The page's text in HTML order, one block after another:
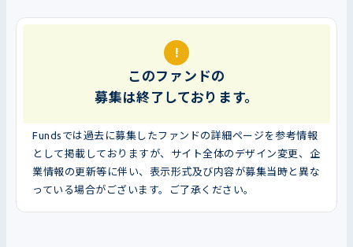
!
このファンドの
募集は終了しております。
Fundsでは過去に募集したファンドの詳細ページを参考情報
として掲載しておりますが、サイト全体のデザイン変更、企
業情報の更新等に伴い、表示形式及び内容が募集当時と異な
っている場合がございます。ご了承ください。